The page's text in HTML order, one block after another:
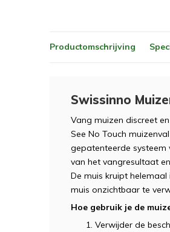
Productomschrijving
Swissinno
Vang muizen discreet
See No Touch
gepatenteerde systeem
van het vangresultaat
De muis kruipt
muis onzichtbaar te
Hoe gebruik je de
Verwijder de